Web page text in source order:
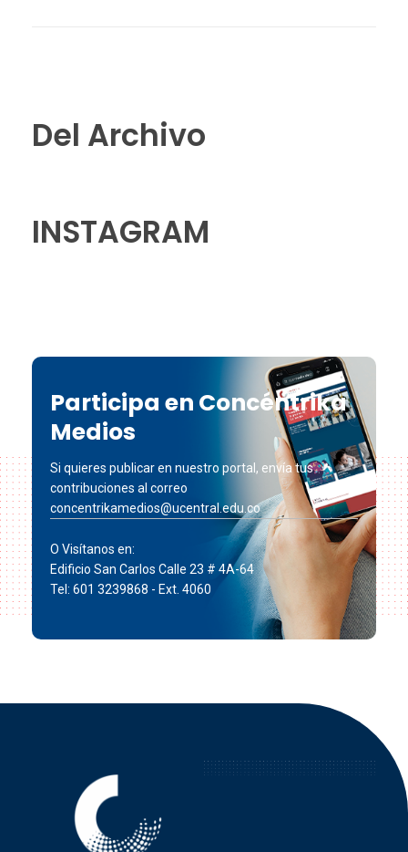
Del Archivo
INSTAGRAM
Participa en Concéntrika
Medios
Si quieres publicar en nuestro portal, envía tus
contribuciones al correo
concentrikamedios@ucentral.edu.co
O Visítanos en:
Edificio San Carlos Calle 23 # 4A-64
Tel: 601 3239868 - Ext. 4060